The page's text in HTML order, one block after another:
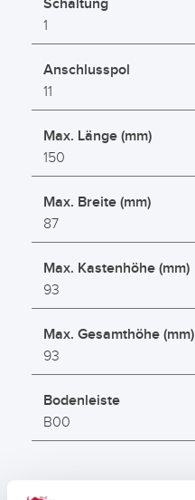
Schaltung
1
Anschlusspol
11
Max. Länge (mm)
150
Max. Breite (mm)
87
Max. Kastenhöhe (mm)
93
Max. Gesamthöhe (mm)
93
Bodenleiste
B00